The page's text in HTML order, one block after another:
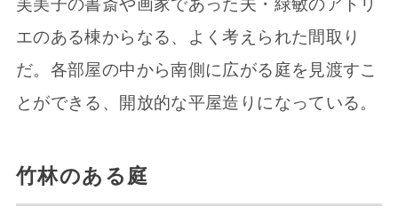
エのある棟からなる、よく考えられた間取り
だ。各部屋の中から南側に広がる庭を見渡すこ
とができる、開放的な平屋造りになっている。
竹林のある庭